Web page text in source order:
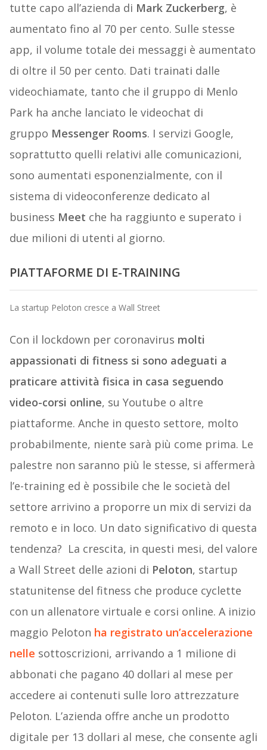
tutte capo all’azienda di Mark Zuckerberg, è
aumentato fino al 70 per cento. Sulle stesse
app, il volume totale dei messaggi è aumentato
di oltre il 50 per cento. Dati trainati dalle
videochiamate, tanto che il gruppo di Menlo
Park ha anche lanciato le videochat di
gruppo Messenger Rooms. I servizi Google,
soprattutto quelli relativi alle comunicazioni,
sono aumentati esponenzialmente, con il
sistema di videoconferenze dedicato al
business Meet che ha raggiunto e superato i
due milioni di utenti al giorno.
PIATTAFORME DI E-TRAINING
La startup Peloton cresce a Wall Street
Con il lockdown per coronavirus molti
appassionati di fitness si sono adeguati a
praticare attività fisica in casa seguendo
video-corsi online, su Youtube o altre
piattaforme. Anche in questo settore, molto
probabilmente, niente sarà più come prima. Le
palestre non saranno più le stesse, si affermerà
l’e-training ed è possibile che le società del
settore arrivino a proporre un mix di servizi da
remoto e in loco. Un dato significativo di questa
tendenza? La crescita, in questi mesi, del valore
a Wall Street delle azioni di Peloton, startup
statunitense del fitness che produce cyclette
con un allenatore virtuale e corsi online. A inizio
maggio Peloton ha registrato un’accelerazione
nelle sottoscrizioni, arrivando a 1 milione di
abbonati che pagano 40 dollari al mese per
accedere ai contenuti sulle loro attrezzature
Peloton. L’azienda offre anche un prodotto
digitale per 13 dollari al mese, che consente agli